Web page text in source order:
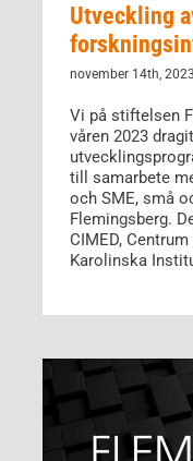
Utveckling
november 14th, 2023
Vi på stiftelsen
våren 2023
till samarbete
och SME, små
Flemingsberg.
CIMED,
Karolinska